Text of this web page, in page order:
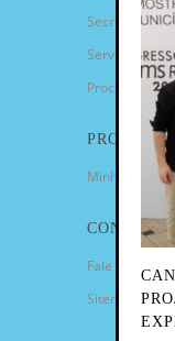
Secretarias
Serviços
Procuradoria
Minha Casa
CONTATO
Fale Conosco
Sitemap